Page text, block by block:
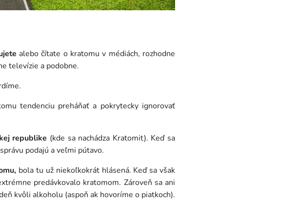
alebo čítate o kratomu v médiách, rozhodne
televízie a podobne.
tendenciu preháňať a pokrytecky ignorovať
republike (kde sa nachádza Kratomit). Keď sa
podajú a veľmi pútavo.
bola tu už niekoľkokrát hlásená. Keď sa však
predávkovalo kratomom. Zároveň sa ani
kvôli alkoholu (aspoň ak hovoríme o piatkoch).